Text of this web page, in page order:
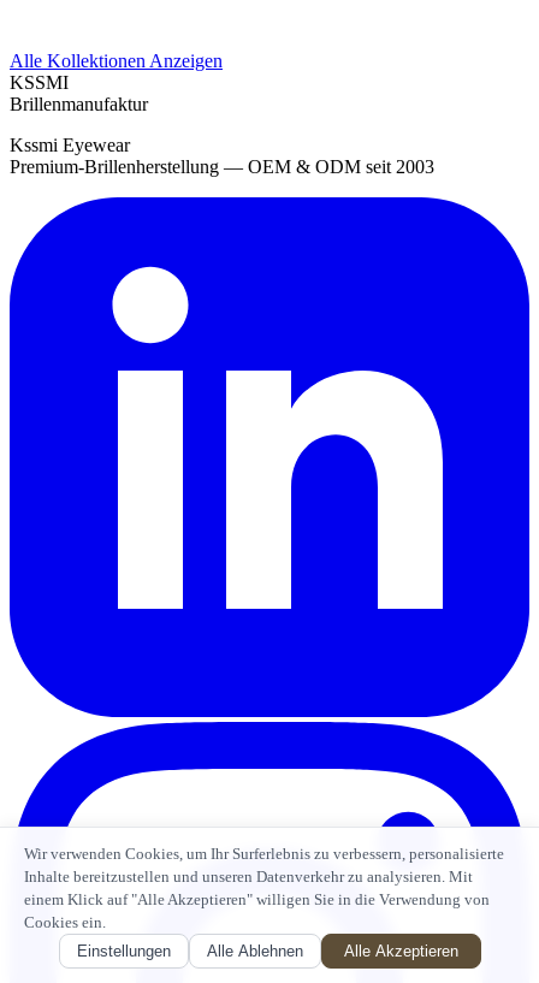
Alle Kollektionen Anzeigen
KSSMI
Brillenmanufaktur
Kssmi Eyewear
Premium-Brillenherstellung — OEM & ODM seit 2003
Wir verwenden Cookies, um Ihr Surferlebnis zu verbessern, personalisierte
Inhalte bereitzustellen und unseren Datenverkehr zu analysieren. Mit
einem Klick auf "Alle Akzeptieren" willigen Sie in die Verwendung von
Cookies ein.
Einstellungen
Alle Ablehnen Alle Akzeptieren